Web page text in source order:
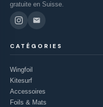
gratuite en Suisse.
CATÉGORIES
Wingfoil
Kitesurf
Accessoires
Foils & Mats